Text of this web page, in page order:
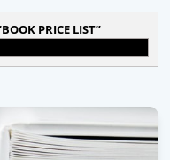
BOOK PRICE LIST